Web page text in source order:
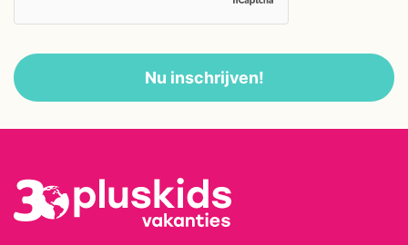
ongeveer 5 minuten rijden. De
Hanzestad Zutphen bereik je in
circa 10 minuten: een mooie mix
van cultuur, terrasjes en een
korte stadswandeling met
liggen landgoederen, kastelen en
rustige fiets- en wandelroutes.
Nu inschrijven!